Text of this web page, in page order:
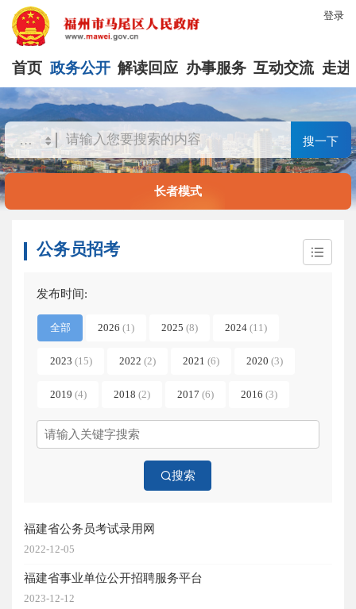
登录
首页 政务公开 解读回应 办事服务 互动交流 走进
搜一下
长者模式
公务员招考
发布时间:
全部 2026 (1) 2025 (8) 2024 (11)
2023 (15) 2022 (2) 2021 (6) 2020 (3)
2019 (4) 2018 (2) 2017 (6) 2016 (3)
搜索
福建省公务员考试录用网
2022-12-05
福建省事业单位公开招聘服务平台
2023-12-12